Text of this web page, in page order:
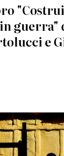
guerra"
e